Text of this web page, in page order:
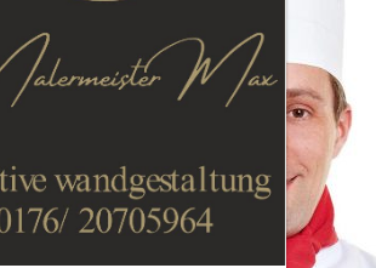
Holstein Thüringen